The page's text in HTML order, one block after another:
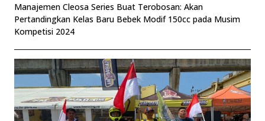
Manajemen Cleosa Series Buat Terobosan: Akan
Pertandingkan Kelas Baru Bebek Modif 150cc pada Musim
Kompetisi 2024